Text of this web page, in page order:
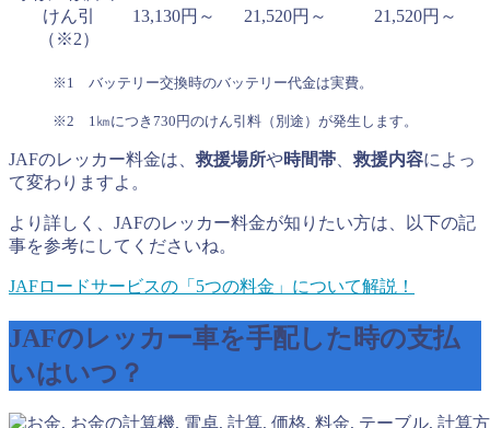
けん引
（※2）
13,130円～ 21,520円～ 21,520円～
※1 バッテリー交換時のバッテリー代金は実費。
※2 1㎞につき730円のけん引料（別途）が発生します。
JAFのレッカー料金は、救援場所や時間帯 、救援内容によっ
て変わりますよ。
より詳しく、JAFのレッカー料金が知りたい方は、以下の記
事を参考にしてくださいね。
JAFロードサービスの「5つの料金」について解説！
JAFのレッカー車を手配した時の支払
いはいつ？